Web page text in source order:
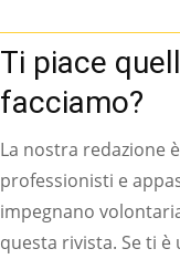
Ti piace
facciamo?
La nostra redazione
professionisti e
impegnano
questa rivista. Se ti